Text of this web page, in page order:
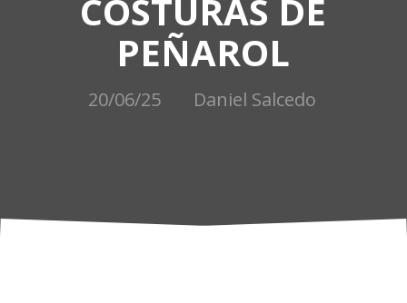
COSTURAS DE
PEÑAROL
20/06/25 Daniel Salcedo